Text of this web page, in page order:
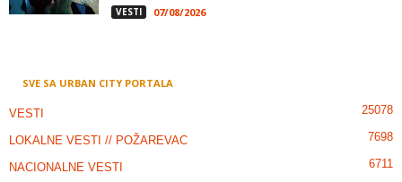
VESTI 07/08/2026
SVE SA URBAN CITY PORTALA
VESTI 25078
LOKALNE VESTI // POŽAREVAC 7698
NACIONALNE VESTI 6711